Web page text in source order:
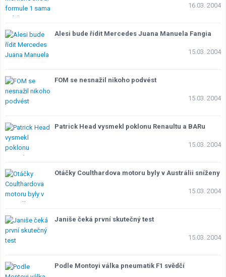
16.03. 2004
Alesi bude řídit Mercedes Juana Manuela Fangia
15.03. 2004
FOM se nesnažil nikoho podvést
15.03. 2004
Patrick Head vysmekl poklonu Renaultu a BARu
15.03. 2004
Otáčky Coulthardova motoru byly v Austrálii sníženy
15.03. 2004
Janiše čeká první skutečný test
15.03. 2004
Podle Montoyi válka pneumatik F1 svědčí